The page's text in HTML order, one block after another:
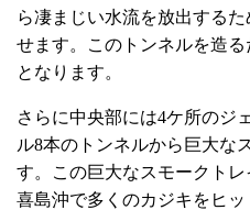
ら凄まじい水流を放出する
せます。このトンネルを造
となります。
さらに中央部には4ケ所のジ
ル8本のトンネルから巨大な
す。この巨大なスモークト
喜島沖で多くのカジキをヒ